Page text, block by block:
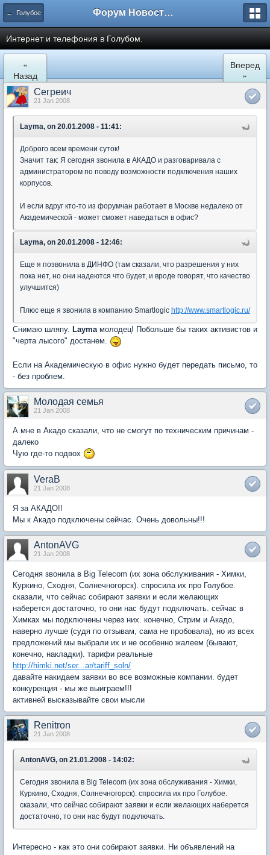
← Голубое Форум Новостройки
Интернет и телефония в Голубом.
«
Назад
Вперед
»
Сегреич
21 Jan 2008
Layma, on 20.01.2008 - 11:41:
Доброго всем времени суток!
Значит так: Я сегодня звонила в АКАДО и разговаривала с
администратором по поводу возможности подключения наших
корпусов.
И если вдруг кто-то из форумчан работает в Москве недалеко от
Академической - может сможет наведаться в офис?
Layma, on 20.01.2008 - 12:46:
Еще я позвонила в ДИНФО (там сказали, что разрешения у них
пока нет, но они надеются что будет, и вроде говорят, что качество
улучшится)
Плюс еще я звонила в компанию Smartlogic http://www.smartlogic.ru/
Снимаю шляпу. Laymaмолодец! Побольше бы таких активистов и
"черта лысого" достанем.
Если на Академическую в офис нужно будет передать письмо, то
- без проблем.
Молодая семья
21 Jan 2008
А мне в Акадо сказали, что не смогут по техническим причинам -
далеко
Чую где-то подвох
VeraB
21 Jan 2008
Я за АКАДО!!
Мы к Акадо подключены сейчас. Очень довольны!!!
AntonAVG
21 Jan 2008
Сегодня звонила в Big Telecom (их зона обслуживания - Химки,
Куркино, Сходня, Солнечногорск). спросила их про Голубое.
сказали, что сейчас собирают заявки и если желающих
наберется достаточно, то они нас будут подключать. сейчас в
Химках мы подключены через них. конечно, Стрим и Акадо,
наверно лучше (судя по отзывам, сама не пробовала), но из всех
предложений мы выбрали их и не особенно жалеем (бывают,
конечно, накладки). тарифи реальные
http://himki.net/ser...ar/tariff_soln/
давайте накидаем заявки во все возможные компании. будет
конкурекция - мы же выиграем!!!
активней высказывайте свои мысли
Renitron
21 Jan 2008
AntonAVG, on 21.01.2008 - 14:02:
Сегодня звонила в Big Telecom (их зона обслуживания - Химки,
Куркино, Сходня, Солнечногорск). спросила их про Голубое.
сказали, что сейчас собирают заявки и если желающих наберется
достаточно, то они нас будут подключать.
Интересно - как это они собирают заявки. Ни объявлений на